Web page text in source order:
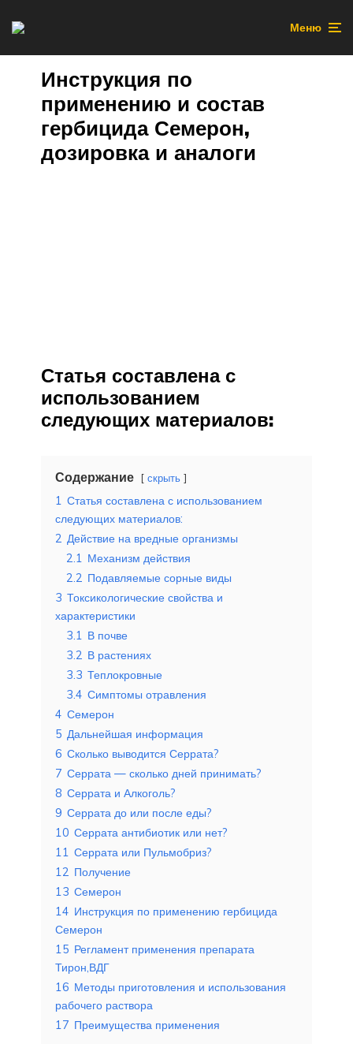
Меню
Инструкция по
применению и состав
гербицида Семерон,
дозировка и аналоги
Статья составлена с
использованием
следующих материалов:
Содержание скрыть
1 Статья составлена с использованием
следующих материалов:
2 Действие на вредные организмы
2.1 Механизм действия
2.2 Подавляемые сорные виды
3 Токсикологические свойства и
характеристики
3.1 В почве
3.2 В растениях
3.3 Теплокровные
3.4 Симптомы отравления
4 Семерон
5 Дальнейшая информация
6 Сколько выводится Серрата?
7 Серрата — сколько дней принимать?
8 Серрата и Алкоголь?
9 Серрата до или после еды?
10 Серрата антибиотик или нет?
11 Серрата или Пульмобриз?
12 Получение
13 Семерон
14 Инструкция по применению гербицида
Семерон
15 Регламент применения препарата
Тирон,ВДГ
16 Методы приготовления и использования
рабочего раствора
17 Преимущества применения